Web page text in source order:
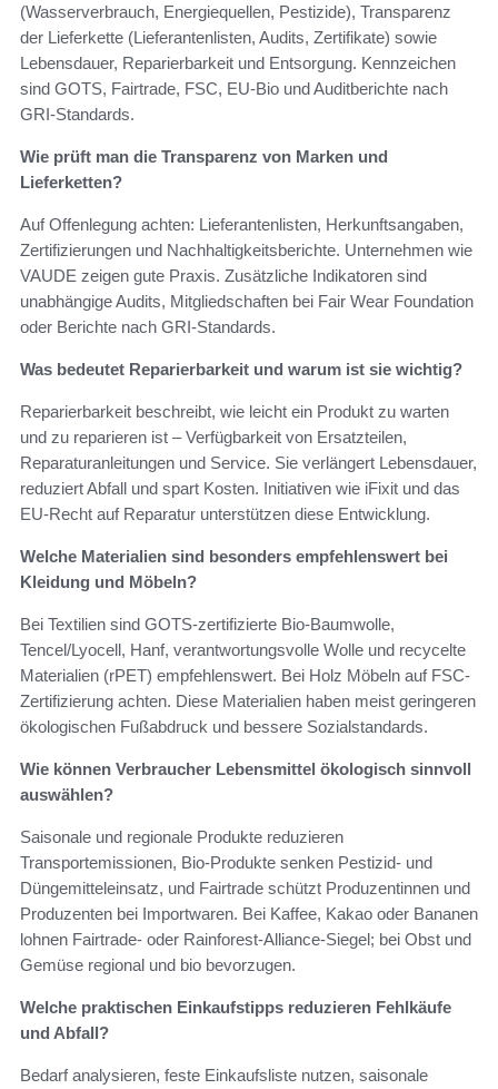
(Wasserverbrauch, Energiequellen, Pestizide), Transparenz
der Lieferkette (Lieferantenlisten, Audits, Zertifikate) sowie
Lebensdauer, Reparierbarkeit und Entsorgung. Kennzeichen
sind GOTS, Fairtrade, FSC, EU-Bio und Auditberichte nach
GRI-Standards.
Wie prüft man die Transparenz von Marken und
Lieferketten?
Auf Offenlegung achten: Lieferantenlisten, Herkunftsangaben,
Zertifizierungen und Nachhaltigkeitsberichte. Unternehmen wie
VAUDE zeigen gute Praxis. Zusätzliche Indikatoren sind
unabhängige Audits, Mitgliedschaften bei Fair Wear Foundation
oder Berichte nach GRI-Standards.
Was bedeutet Reparierbarkeit und warum ist sie wichtig?
Reparierbarkeit beschreibt, wie leicht ein Produkt zu warten
und zu reparieren ist – Verfügbarkeit von Ersatzteilen,
Reparaturanleitungen und Service. Sie verlängert Lebensdauer,
reduziert Abfall und spart Kosten. Initiativen wie iFixit und das
EU-Recht auf Reparatur unterstützen diese Entwicklung.
Welche Materialien sind besonders empfehlenswert bei
Kleidung und Möbeln?
Bei Textilien sind GOTS-zertifizierte Bio-Baumwolle,
Tencel/Lyocell, Hanf, verantwortungsvolle Wolle und recycelte
Materialien (rPET) empfehlenswert. Bei Holz Möbeln auf FSC-
Zertifizierung achten. Diese Materialien haben meist geringeren
ökologischen Fußabdruck und bessere Sozialstandards.
Wie können Verbraucher Lebensmittel ökologisch sinnvoll
auswählen?
Saisonale und regionale Produkte reduzieren
Transportemissionen, Bio-Produkte senken Pestizid- und
Düngemitteleinsatz, und Fairtrade schützt Produzentinnen und
Produzenten bei Importwaren. Bei Kaffee, Kakao oder Bananen
lohnen Fairtrade- oder Rainforest-Alliance-Siegel; bei Obst und
Gemüse regional und bio bevorzugen.
Welche praktischen Einkaufstipps reduzieren Fehlkäufe
und Abfall?
Bedarf analysieren, feste Einkaufsliste nutzen, saisonale